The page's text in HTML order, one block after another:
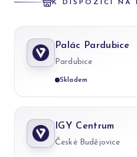
K DISPOZICI NA
Palác Pardubice
Pardubice
Skladem
IGY Centrum
České Budějovice